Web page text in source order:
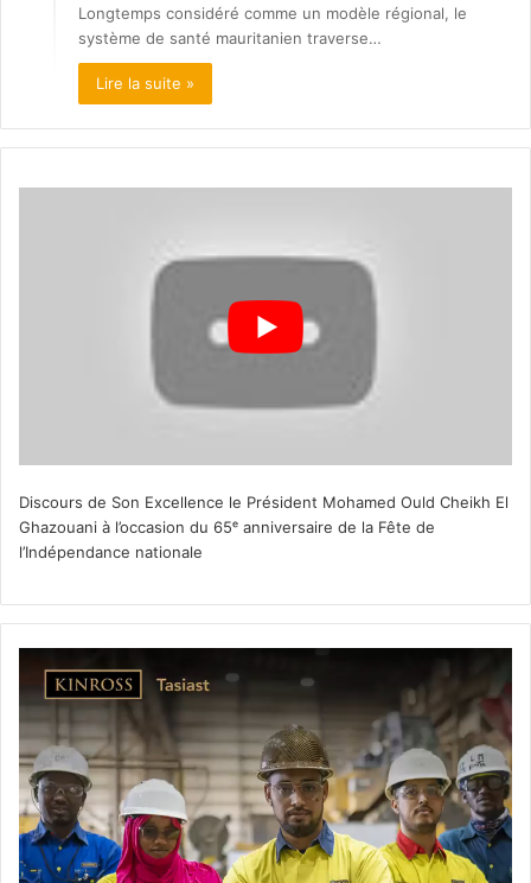
Longtemps considéré comme un modèle régional, le
système de santé mauritanien traverse…
Lire la suite »
Discours de Son Excellence le Président Mohamed Ould Cheikh El
Ghazouani à l’occasion du 65ᵉ anniversaire de la Fête de
l’Indépendance nationale